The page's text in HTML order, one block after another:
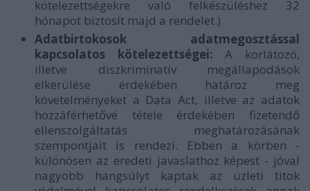
kötelezettségekre való felkészüléshez 32
hónapot biztosít majd a rendelet.)
Adatbirtokosok adatmegosztással
kapcsolatos kötelezettségei: A korlátozó,
illetve diszkriminatív megállapodások
elkerülése érdekében határoz meg
követelményeket a Data Act, illetve az adatok
hozzáférhetővé tétele érdekében fizetendő
ellenszolgáltatás meghatározásának
szempontjait is rendezi. Ebben a körben -
különösen az eredeti javaslathoz képest - jóval
nagyobb hangsúlyt kaptak az üzleti titok